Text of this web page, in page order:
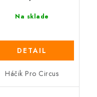
Na sklade
DETAIL
Háčik Pro Circus